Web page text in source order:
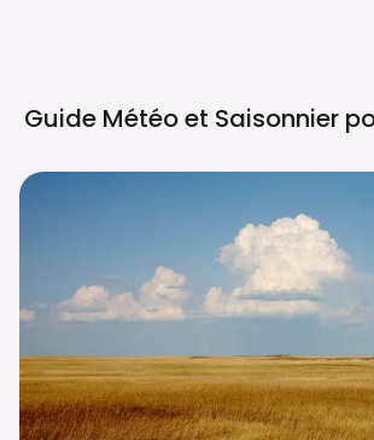
Guide Météo et Saisonnier